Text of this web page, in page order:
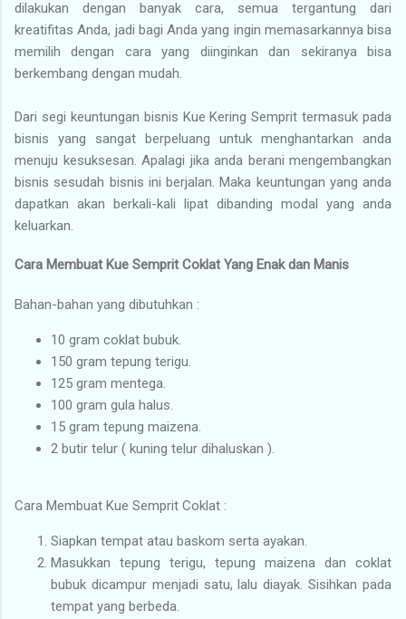
dilakukan dengan banyak cara, semua tergantung dari
kreatifitas Anda, jadi bagi Anda yang ingin memasarkannya bisa
memilih dengan cara yang diinginkan dan sekiranya bisa
berkembang dengan mudah.
Dari segi keuntungan bisnis Kue Kering Semprit termasuk pada
bisnis yang sangat berpeluang untuk menghantarkan anda
menuju kesuksesan. Apalagi jika anda berani mengembangkan
bisnis sesudah bisnis ini berjalan. Maka keuntungan yang anda
dapatkan akan berkali-kali lipat dibanding modal yang anda
keluarkan.
Cara Membuat Kue Semprit Coklat Yang Enak dan Manis
Bahan-bahan yang dibutuhkan :
10 gram coklat bubuk.
150 gram tepung terigu.
125 gram mentega.
100 gram gula halus.
15 gram tepung maizena.
2 butir telur ( kuning telur dihaluskan ).
Cara Membuat Kue Semprit Coklat :
Siapkan tempat atau baskom serta ayakan.
Masukkan tepung terigu, tepung maizena dan coklat
bubuk dicampur menjadi satu, lalu diayak. Sisihkan pada
tempat yang berbeda.